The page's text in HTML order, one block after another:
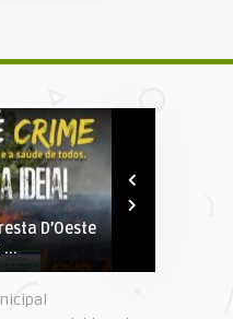
D’Oeste
...